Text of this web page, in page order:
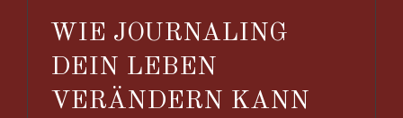
WIE JOURNALING
DEIN LEBEN
VERÄNDERN KANN